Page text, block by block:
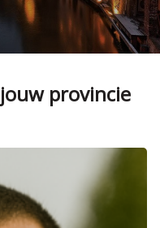
provincie